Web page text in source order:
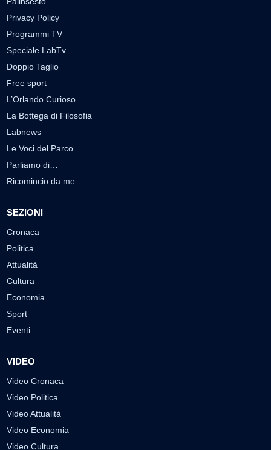
Privacy Policy
Programmi TV
Speciale LabTv
Doppio Taglio
Free sport
L’Orlando Curioso
La Bottega di Filosofia
Labnews
Le Voci del Parco
Parliamo di…
Ricomincio da me
SEZIONI
Cronaca
Politica
Attualità
Cultura
Economia
Sport
Eventi
VIDEO
Video Cronaca
Video Politica
Video Attualità
Video Economia
Video Cultura